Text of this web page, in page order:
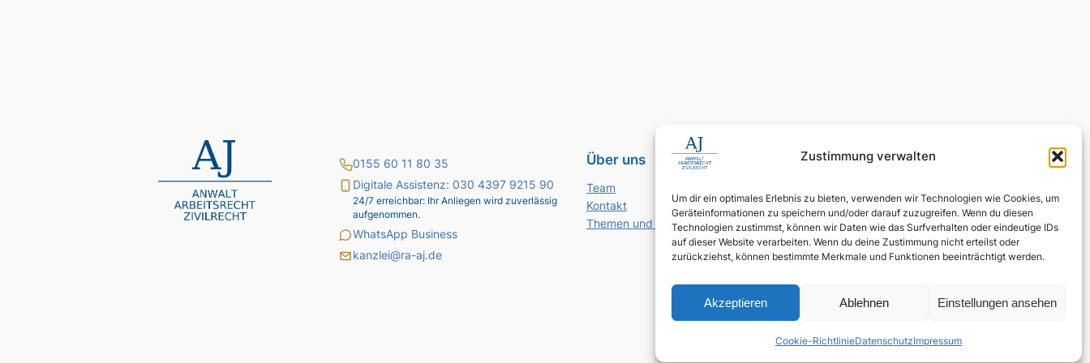
Zustimmung verwalten
Um dir ein optimales Erlebnis zu bieten, verwenden wir Technologien wie Cookies, um
Geräteinformationen zu speichern und/oder darauf zuzugreifen. Wenn du diesen
Technologien zustimmst, können wir Daten wie das Surfverhalten oder eindeutige IDs
auf dieser Website verarbeiten. Wenn du deine Zustimmung nicht erteilst oder
zurückziehst, können bestimmte Merkmale und Funktionen beeinträchtigt werden.
Akzeptieren Ablehnen Einstellungen ansehen
Cookie-RichtlinieDatenschutzImpressum
0155 60 11 80 35
Digitale Assistenz: 030 4397 9215 90
24/7 erreichbar: Ihr Anliegen wird zuverlässig
aufgenommen.
WhatsApp Business
kanzlei@ra-aj.de
Über uns
Team
Kontakt
Themen und Standorte
Rechtliches
Datenschutz
Rechtliche Hinweise